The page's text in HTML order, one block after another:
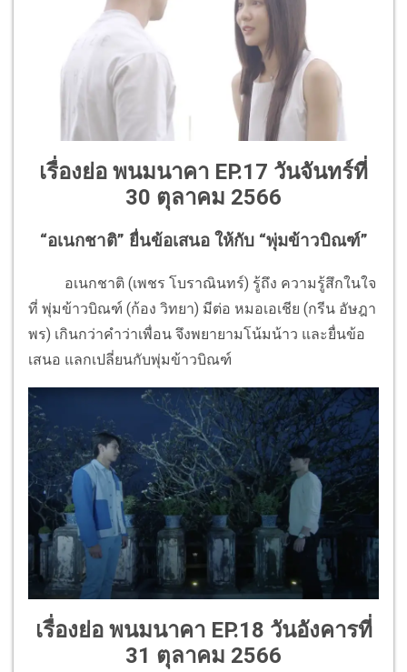
เรื่องย่อ พนมนาคา EP.17 วันจันทร์ที่
30 ตุลาคม 2566
“อเนกชาติ” ยื่นข้อเสนอ ให้กับ “พุ่มข้าวบิณฑ์”
อเนกชาติ (เพชร โบราณินทร์) รู้ถึง ความรู้สึกในใจ
ที่ พุ่มข้าวบิณฑ์ (ก้อง วิทยา) มีต่อ หมอเอเชีย (กรีน อัษฎา
พร) เกินกว่าคำว่าเพื่อน จึงพยายามโน้มน้าว และยื่นข้อ
เสนอ แลกเปลี่ยนกับพุ่มข้าวบิณฑ์
เรื่องย่อ พนมนาคา EP.18 วันอังคารที่
31 ตุลาคม 2566